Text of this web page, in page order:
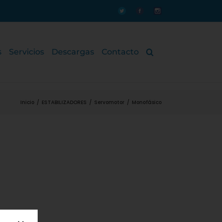
Personalizado
Personalizado
Personalizado
Servicios Descargas Contacto
Inicio / ESTABILIZADORES / Servomotor / Monofásico